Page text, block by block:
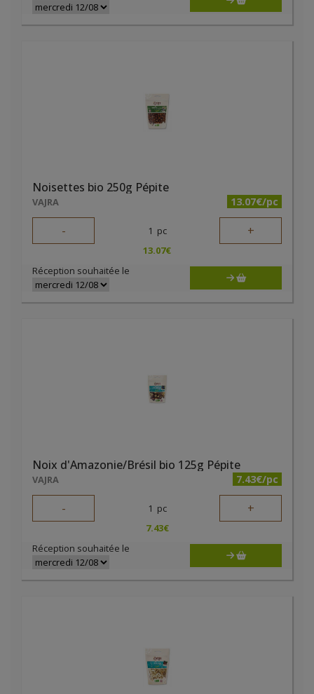
Noisettes bio 250g Pépite
VAJRA 13.07€/pc
- 1 pc +
13.07€
Réception souhaitée le
Noix d'Amazonie/Brésil bio 125g Pépite
VAJRA 7.43€/pc
- 1 pc +
7.43€
Réception souhaitée le